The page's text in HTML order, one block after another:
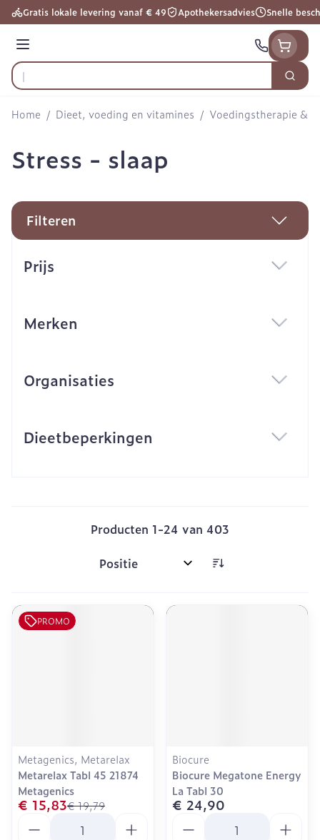
Ga naar de inhoud
Gratis lokale levering vanaf € 49 Apothekersadvies Snelle
Menu
Product, merk, categorie...
Zoek
Home / Dieet, voeding en vitamines / Voedingstherapie &
Stress - slaap
Filteren
Prijs
Merken
Organisaties
Dieetbeperkingen
Producten 1-24 van 403
Sorteer op:
PROMO
Metagenics, Metarelax
Metarelax Tabl 45 21874
Metagenics
€ 19,79
€ 15,83
Biocure
Biocure Megatone Energy
La Tabl 30
€ 24,90